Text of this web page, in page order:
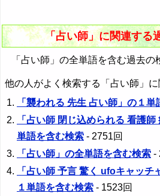
「占い師」に関連する
「占い師」の全単語を含む過去の
他の人がよく検索する「占い師」
「襲われる 先生 占い師」の１
「占い師 閉じ込められる 看護
単語を含む検索 - 2751回
「占い師」の全単語を含む検索 -
「占い師 予言 驚く ufoキャッチ
１単語を含む検索 - 1523回